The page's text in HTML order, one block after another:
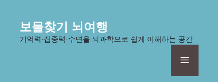
보물찾기 뇌여행
기억력·집중력·수면을 뇌과학으로 쉽게 이해하는 공간
메